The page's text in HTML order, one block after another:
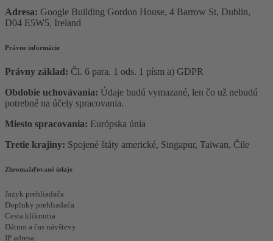
Adresa: Google Building Gordon House, 4 Barrow St, Dublin,
D04 E5W5, Ireland
Právne informácie
Právny základ: Čl. 6 para. 1 ods. 1 písm a) GDPR
Obdobie uchovávania: Údaje budú vymazané, len čo už nebudú
potrebné na účely spracovania.
Miesto spracovania: Európska únia
Tretie krajiny: Spojené štáty americké, Singapur, Taiwan, Čile
Zhromažďované údaje
Jazyk prehliadača
Doplnky prehliadača
Cesta kliknutia
Dátum a čas návštevy
IP adresa